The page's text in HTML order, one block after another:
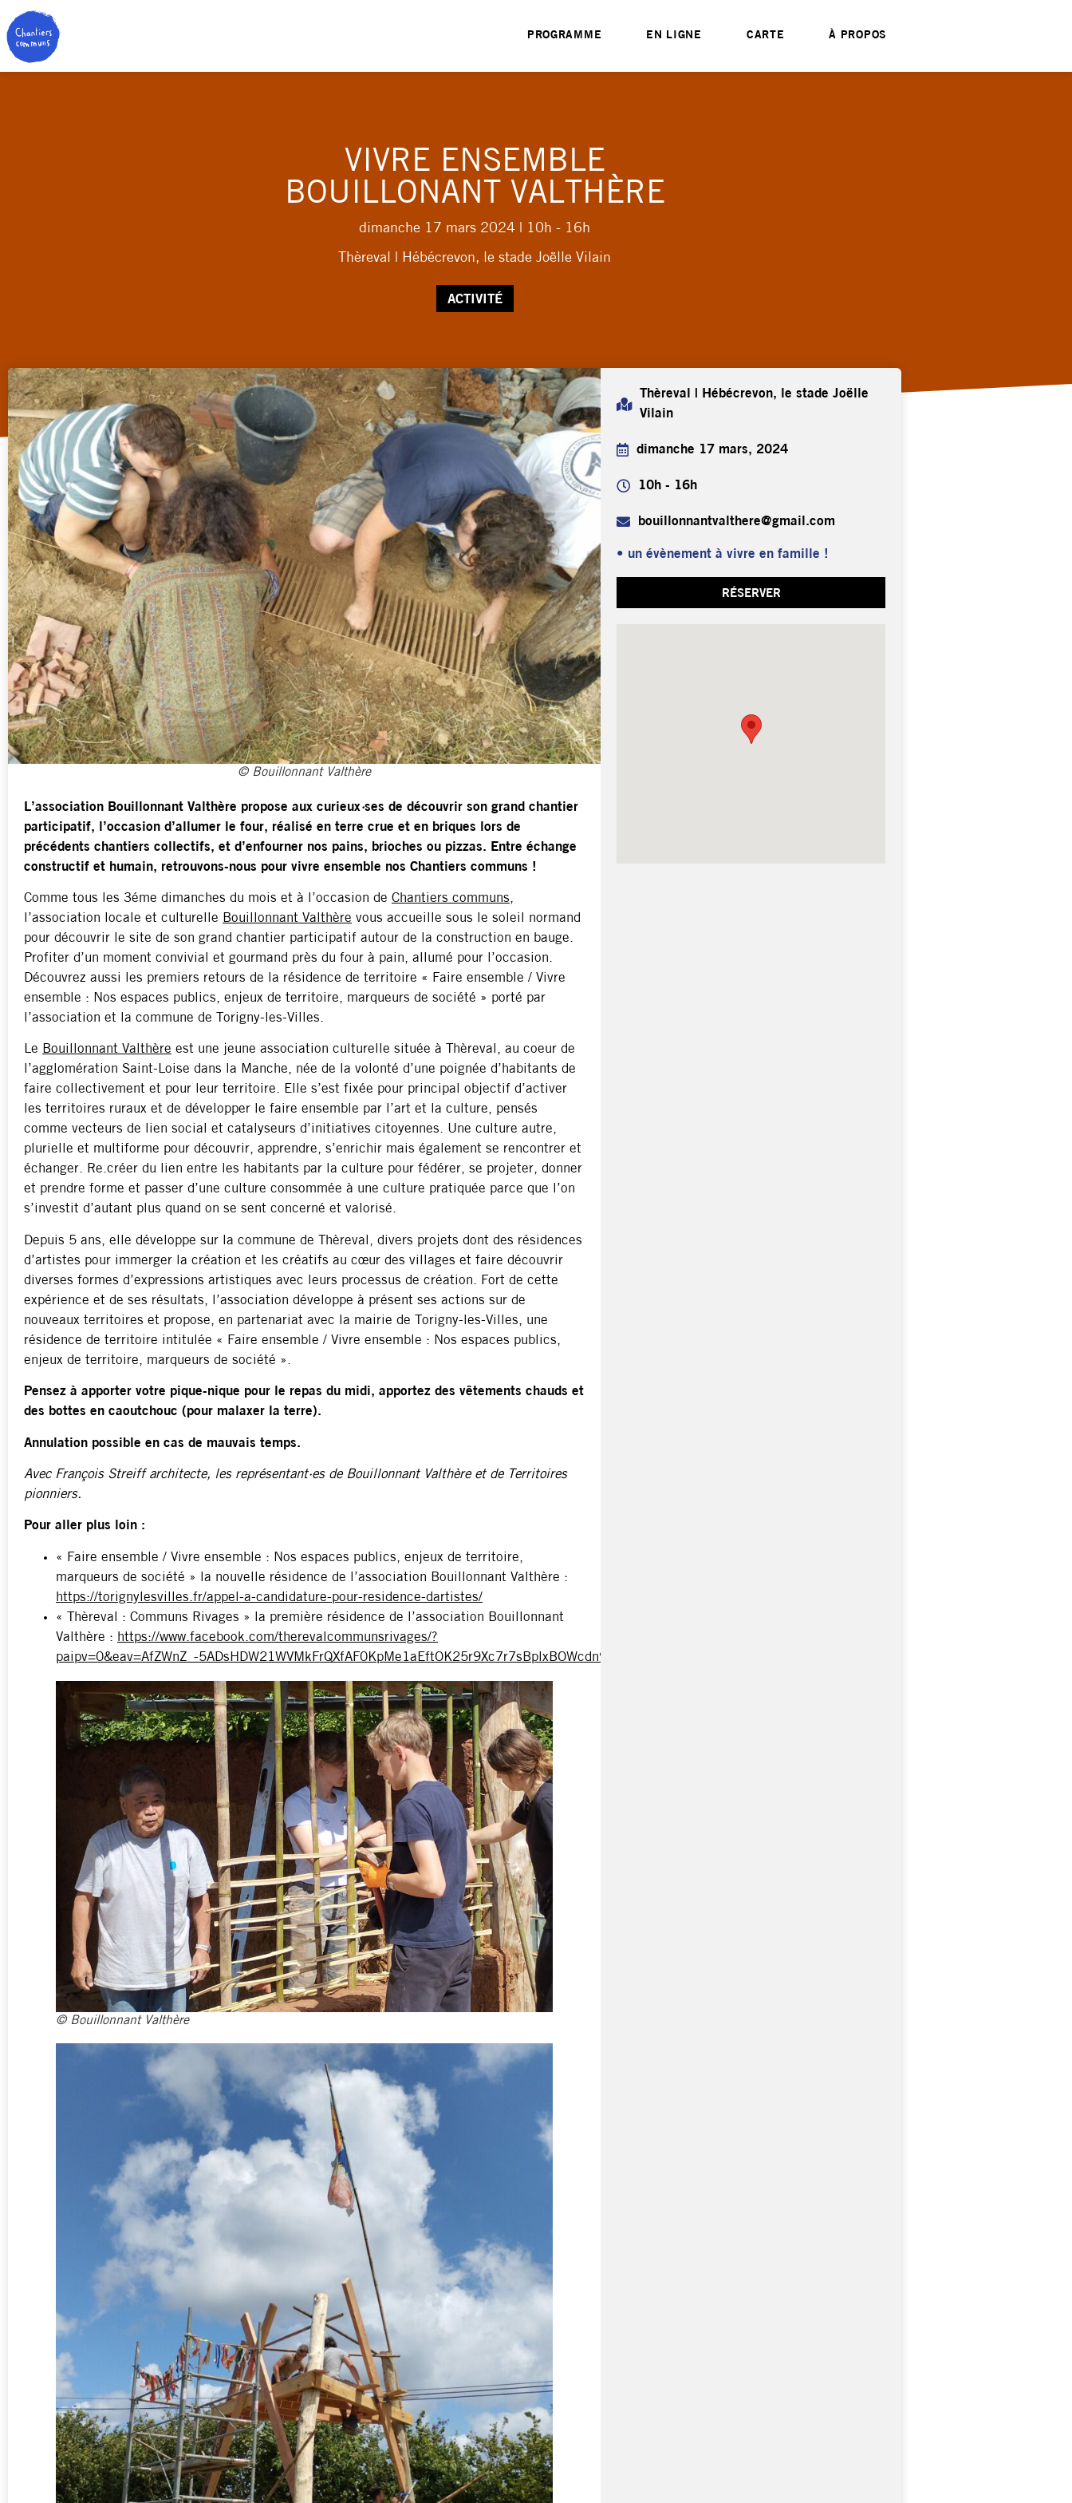
PROGRAMME EN LIGNE CARTE À PROPOS
VIVRE ENSEMBLE
BOUILLONANT VALTHÈRE
dimanche 17 mars 2024 | 10h - 16h
Thèreval | Hébécrevon, le stade Joëlle Vilain
ACTIVITÉ
© Bouillonnant Valthère
L’association Bouillonnant Valthère propose aux curieux·ses de découvrir son grand chantier
participatif, l’occasion d’allumer le four, réalisé en terre crue et en briques lors de
précédents chantiers collectifs, et d’enfourner nos pains, brioches ou pizzas. Entre échange
constructif et humain, retrouvons-nous pour vivre ensemble nos Chantiers communs !
Comme tous les 3éme dimanches du mois et à l’occasion de Chantiers communs,
l’association locale et culturelle Bouillonnant Valthère vous accueille sous le soleil normand
pour découvrir le site de son grand chantier participatif autour de la construction en bauge.
Profiter d’un moment convivial et gourmand près du four à pain, allumé pour l’occasion.
Découvrez aussi les premiers retours de la résidence de territoire « Faire ensemble / Vivre
ensemble : Nos espaces publics, enjeux de territoire, marqueurs de société » porté par
l’association et la commune de Torigny-les-Villes.
Le Bouillonnant Valthère est une jeune association culturelle située à Thèreval, au coeur de
l’agglomération Saint-Loise dans la Manche, née de la volonté d’une poignée d’habitants de
faire collectivement et pour leur territoire. Elle s’est fixée pour principal objectif d’activer
les territoires ruraux et de développer le faire ensemble par l’art et la culture, pensés
comme vecteurs de lien social et catalyseurs d’initiatives citoyennes. Une culture autre,
plurielle et multiforme pour découvrir, apprendre, s’enrichir mais également se rencontrer et
échanger. Re.créer du lien entre les habitants par la culture pour fédérer, se projeter, donner
et prendre forme et passer d’une culture consommée à une culture pratiquée parce que l’on
s’investit d’autant plus quand on se sent concerné et valorisé.
Depuis 5 ans, elle développe sur la commune de Thèreval, divers projets dont des résidences
d’artistes pour immerger la création et les créatifs au cœur des villages et faire découvrir
diverses formes d’expressions artistiques avec leurs processus de création. Fort de cette
expérience et de ses résultats, l’association développe à présent ses actions sur de
nouveaux territoires et propose, en partenariat avec la mairie de Torigny-les-Villes, une
résidence de territoire intitulée « Faire ensemble / Vivre ensemble : Nos espaces publics,
enjeux de territoire, marqueurs de société ».
Pensez à apporter votre pique-nique pour le repas du midi, apportez des vêtements chauds et
des bottes en caoutchouc (pour malaxer la terre).
Annulation possible en cas de mauvais temps.
Avec François Streiff architecte, les représentant·es de Bouillonnant Valthère et de Territoires
pionniers.
Pour aller plus loin :
« Faire ensemble / Vivre ensemble : Nos espaces publics, enjeux de territoire,
marqueurs de société » la nouvelle résidence de l’association Bouillonnant Valthère :
https://torignylesvilles.fr/appel-a-candidature-pour-residence-dartistes/
« Thèreval : Communs Rivages » la première résidence de l’association Bouillonnant
Valthère : https://www.facebook.com/therevalcommunsrivages/?
paipv=0&eav=AfZWnZ_-5ADsHDW21WVMkFrQXfAF0KpMe1aEftOK25r9Xc7r7sBplxBOWcdn9dLVUfs&_rdr
© Bouillonnant Valthère
Thèreval | Hébécrevon, le stade Joëlle
Vilain
dimanche 17 mars, 2024
10h - 16h
bouillonnantvalthere@gmail.com
• un évènement à vivre en famille !
RÉSERVER